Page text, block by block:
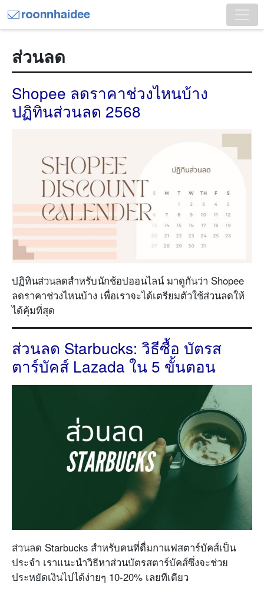
ส่วนลด
Shopee ลดราคาช่วงไหนบ้าง
ปฏิทินส่วนลด 2568
ปฏิทินส่วนลดสำหรับนักช้อปออนไลน์ มาดูกันว่า Shopee
ลดราคาช่วงไหนบ้าง เพื่อเราจะได้เตรียมตัวใช้ส่วนลดให้
ได้คุ้มที่สุด
ส่วนลด Starbucks: วิธีซื้อ บัตรส
ตาร์บัคส์ Lazada ใน 5 ขั้นตอน
ส่วนลด Starbucks สำหรับคนที่ดื่มกาแฟสตาร์บัคส์เป็น
ประจำ เราแนะนำวิธีหาส่วนบัตรสตาร์บัคส์ซึ่งจะช่วย
ประหยัดเงินไปได้ง่ายๆ 10-20% เลยทีเดียว